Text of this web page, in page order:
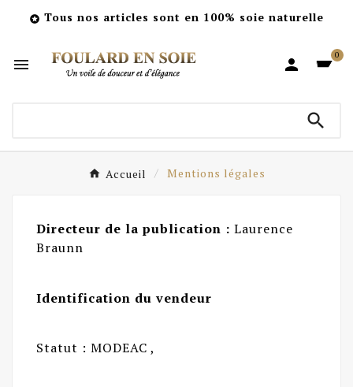
 Tous nos articles sont en 100% soie naturelle
 
0

Accueil Mentions légales
Directeur de la publication : Laurence
Braunn
Identification du vendeur
Statut : MODEAC ,